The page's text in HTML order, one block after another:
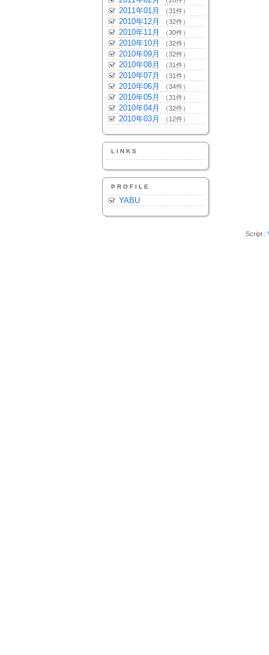
2011年01月 （31件）
2010年12月 （32件）
2010年11月 （30件）
2010年10月 （32件）
2010年09月 （32件）
2010年08月 （31件）
2010年07月 （31件）
2010年06月 （34件）
2010年05月 （31件）
2010年04月 （32件）
2010年03月 （12件）
LINKS
PROFILE
YABU
Script :